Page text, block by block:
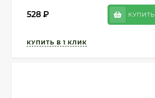
528 ₽ КУПИТЬ